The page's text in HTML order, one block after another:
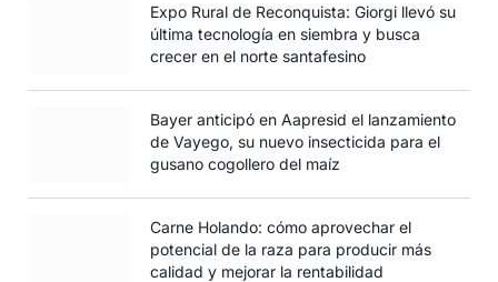
Expo Rural de Reconquista: Giorgi llevó su
última tecnología en siembra y busca
crecer en el norte santafesino
Bayer anticipó en Aapresid el lanzamiento
de Vayego, su nuevo insecticida para el
gusano cogollero del maíz
Carne Holando: cómo aprovechar el
potencial de la raza para producir más
calidad y mejorar la rentabilidad